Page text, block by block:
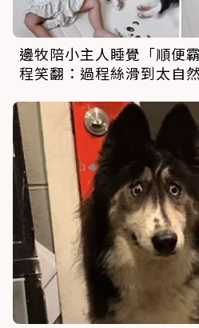
邊牧陪小主人睡覺「順便
程笑翻：過程絲滑到太自然